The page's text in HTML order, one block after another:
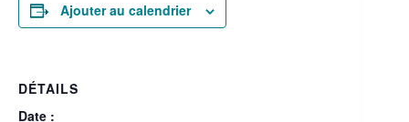
Ajouter au calendrier
DÉTAILS
Date :